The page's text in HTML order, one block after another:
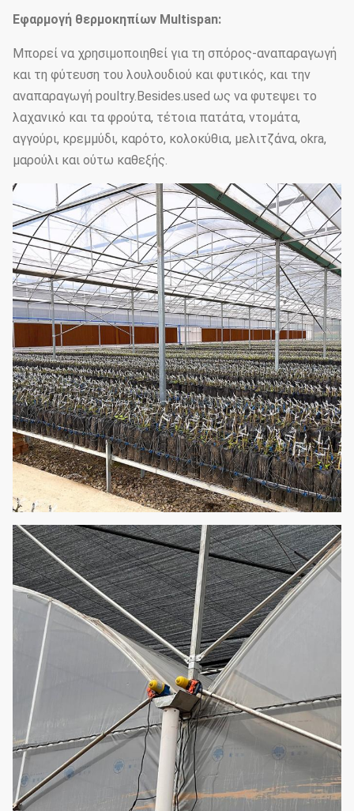
Ίδρυμα Συγκεκριμένη βάση σημείου
Εφαρμογή θερμοκηπίων Multispan:
Μπορεί να χρησιμοποιηθεί για τη σπόρος-αναπαραγωγή
και τη φύτευση του λουλουδιού και φυτικός, και την
αναπαραγωγή poultry.Besides.used ως να φυτεψει το
λαχανικό και τα φρούτα, τέτοια πατάτα, ντομάτα,
αγγούρι, κρεμμύδι, καρότο, κολοκύθια, μελιτζάνα, okra,
μαρούλι και ούτω καθεξής.